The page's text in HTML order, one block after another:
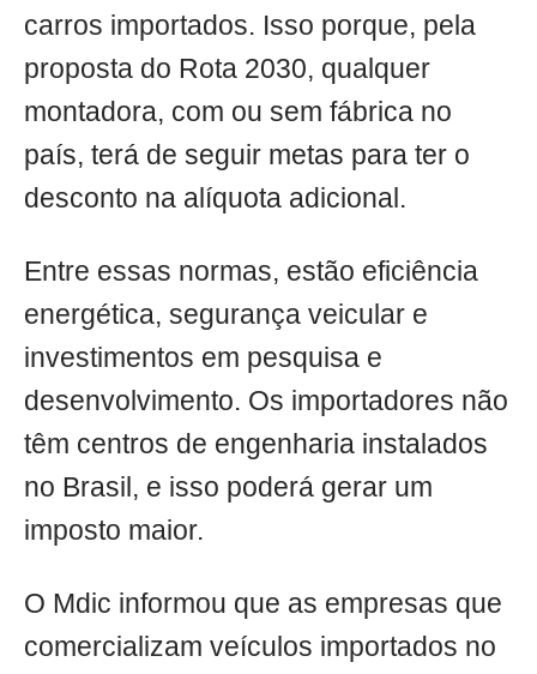
carros importados. Isso porque, pela
proposta do Rota 2030, qualquer
montadora, com ou sem fábrica no
país, terá de seguir metas para ter o
desconto na alíquota adicional.
Entre essas normas, estão eficiência
energética, segurança veicular e
investimentos em pesquisa e
desenvolvimento. Os importadores não
têm centros de engenharia instalados
no Brasil, e isso poderá gerar um
imposto maior.
O Mdic informou que as empresas que
comercializam veículos importados no